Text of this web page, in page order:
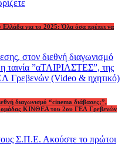
Ελλάδα για το 2025: Όλα όσα πρέπει να
διαγωνισμό “cinema διάβασες;”,
ομάδας ΚΙΝΘΕΑ του 2ου ΓΕΛ Γρεβενών